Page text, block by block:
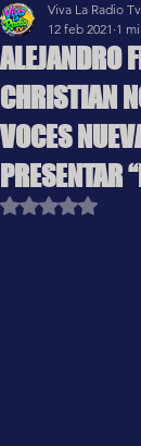
ALEJANDRO
CHRISTIAN
VOCES
PRESENTAR
Viva La Radio Tv
12 feb 2021 1
Obtuvo NaN